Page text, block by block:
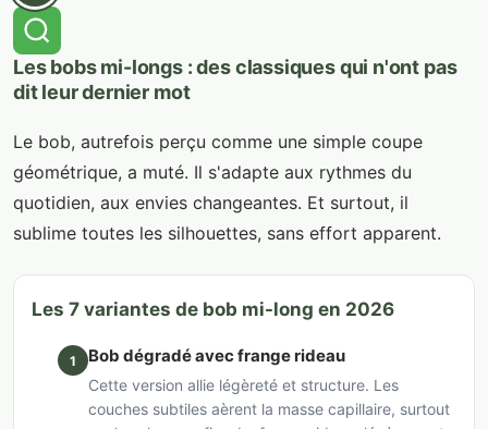
Les bobs mi-longs : des classiques qui n'ont pas
dit leur dernier mot
Le bob, autrefois perçu comme une simple coupe
géométrique, a muté. Il s'adapte aux rythmes du
quotidien, aux envies changeantes. Et surtout, il
sublime toutes les silhouettes, sans effort apparent.
Les 7 variantes de bob mi-long en 2026
1 Bob dégradé avec frange rideau
Cette version allie légèreté et structure. Les
couches subtiles aèrent la masse capillaire, surtout